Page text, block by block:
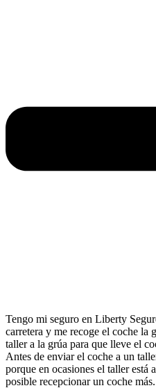
Tengo mi seguro en Liberty
carretera y me recoge el coche la
taller a la grúa para que lleve el
Antes de enviar el coche a un
porque en ocasiones el taller está
posible recepcionar un coche